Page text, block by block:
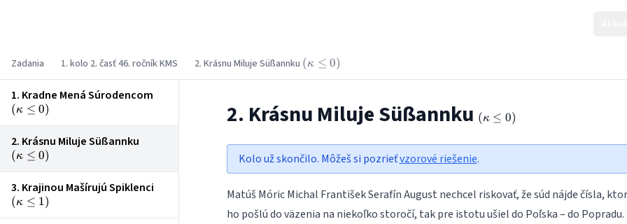
Zadania 1. kolo 2. časť 46. ročník KMS 2. Krásnu Miluje Süßannku \left(\kappa
\le 0\right)
(κ ≤ 0)
1. Kradne Mená Súrodencom
(κ ≤ 0)
2. Krásnu Miluje Süßannku
(κ ≤ 0)
3. Krajinou Mašírujú Spiklenci
(κ ≤ 1)
2. Krásnu Miluje Süßannku \left(\kappa
\le 0\right)
(κ ≤ 0)
Kolo už skončilo. Môžeš si pozrieťvzorové riešenie.
Matúš Móric Michal František Serafín August nechcel riskovať, že súd nájde čísla,
ho pošlú do väzenia na niekoľko storočí, tak pre istotu ušiel do Poľska – do Popradu.